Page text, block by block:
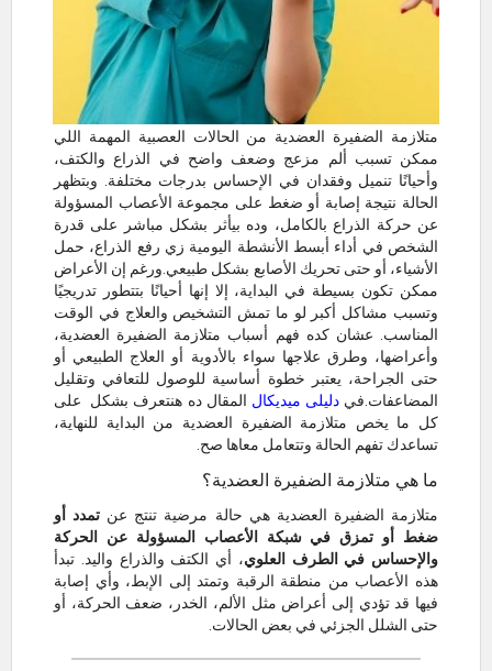
متلازمة الضفيرة العضدية من الحالات العصبية المهمة اللي
ممكن تسبب ألم مزعج وضعف واضح في الذراع والكتف،
وأحيانًا تنميل وفقدان في الإحساس بدرجات مختلفة. وبتظهر
الحالة نتيجة إصابة أو ضغط على مجموعة الأعصاب المسؤولة
عن حركة الذراع بالكامل، وده بيأثر بشكل مباشر على قدرة
الشخص في أداء أبسط الأنشطة اليومية زي رفع الذراع، حمل
الأشياء، أو حتى تحريك الأصابع بشكل طبيعي.ورغم إن الأعراض
ممكن تكون بسيطة في البداية، إلا إنها أحيانًا بتتطور تدريجيًا
وتسبب مشاكل أكبر لو ما تمش التشخيص والعلاج في الوقت
المناسب. عشان كده فهم أسباب متلازمة الضفيرة العضدية،
وأعراضها، وطرق علاجها سواء بالأدوية أو العلاج الطبيعي أو
حتى الجراحة، يعتبر خطوة أساسية للوصول للتعافي وتقليل
المضاعفات.فيدليلى ميديكال المقال ده هنتعرف بشكل على
كل ما يخص متلازمة الضفيرة العضدية من البداية للنهاية،
تساعدك تفهم الحالة وتتعامل معاها صح.
ما هي متلازمة الضفيرة العضدية؟
متلازمة الضفيرة العضدية هي حالة مرضية تنتج عن تمدد أو
ضغط أو تمزق في شبكة الأعصاب المسؤولة عن الحركة
والإحساس في الطرف العلوي، أي الكتف والذراع واليد. تبدأ
هذه الأعصاب من منطقة الرقبة وتمتد إلى الإبط، وأي إصابة
فيها قد تؤدي إلى أعراض مثل الألم، الخدر، ضعف الحركة، أو
حتى الشلل الجزئي في بعض الحالات.